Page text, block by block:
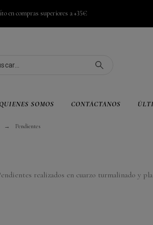
en compras superiores a +35€
SOMOS CONTÁCTANOS
Pendientes
realizados en cuarzo turmalinado y